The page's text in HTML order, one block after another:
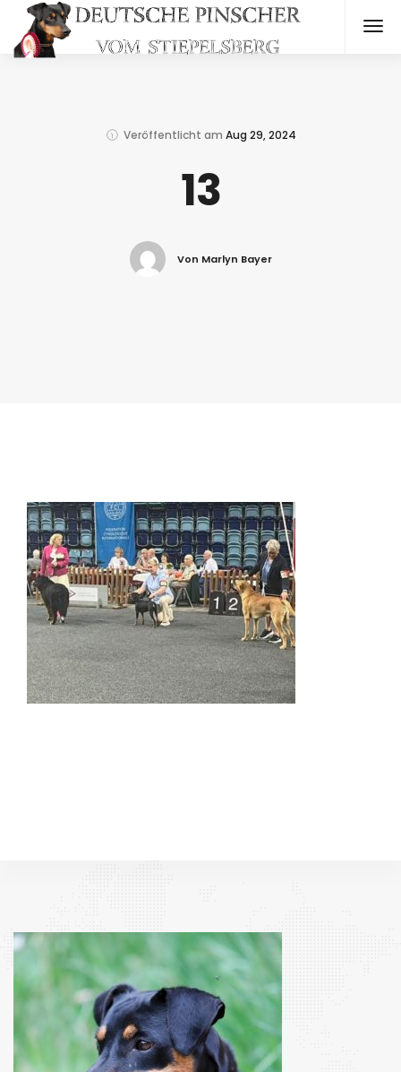
Veröffentlicht am Aug 29, 2024
13
Von Marlyn Bayer